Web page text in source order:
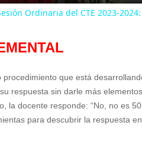
i
Ordinaria del CTE 2023-
que está
respuesta sin darle más
docente responde: “No, no es 50
para descubrir la respuesta